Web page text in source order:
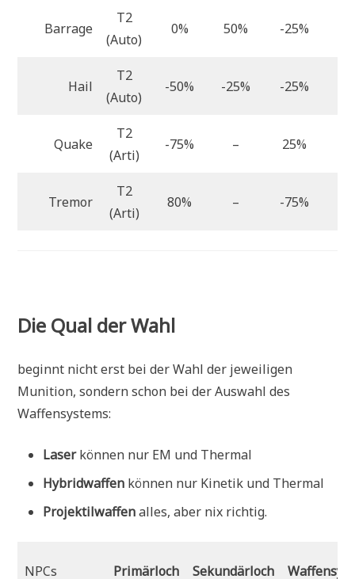
Barrage
T2
(Auto)
0% 50% -25%
Hail
T2
(Auto)
-50% -25% -25%
Quake
T2
(Arti)
-75% – 25%
Tremor
T2
(Arti)
80% – -75%
Die Qual der Wahl
beginnt nicht erst bei der Wahl der jeweiligen
Munition, sondern schon bei der Auswahl des
Waffensystems:
Laserkönnen nur EM und Thermal
Hybridwaffen können nur Kinetik und Thermal
Projektilwaffenalles, aber nix richtig.
NPCs Primärloch Sekundärloch